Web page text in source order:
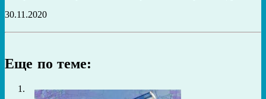
30.11.2020
Еще по теме: